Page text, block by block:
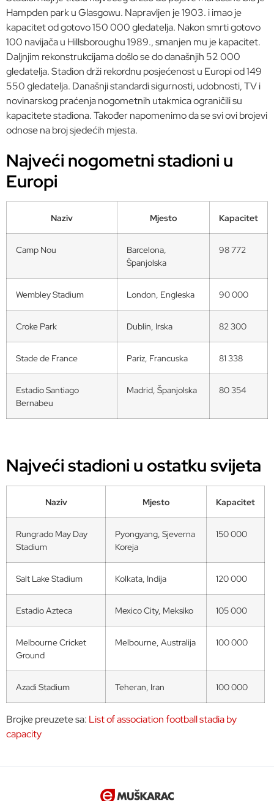
Hampden park u Glasgowu. Napravljen je 1903. i imao je
kapacitet od gotovo 150 000 gledatelja. Nakon smrti gotovo
100 navijača u Hillsboroughu 1989., smanjen mu je kapacitet.
Daljnjim rekonstrukcijama došlo se do današnjih 52 000
gledatelja. Stadion drži rekordnu posjećenost u Europi od 149
550 gledatelja. Današnji standardi sigurnosti, udobnosti, TV i
novinarskog praćenja nogometnih utakmica ograničili su
kapacitete stadiona. Također napomenimo da se svi ovi brojevi
odnose na broj sjedećih mjesta.
Najveći nogometni stadioni u
Europi
Naziv Mjesto Kapacitet
Camp Nou
Barcelona,
Španjolska
98 772
Wembley Stadium London, Engleska 90 000
Croke Park Dublin, Irska 82 300
Stade de France Pariz, Francuska 81 338
Estadio Santiago
Bernabeu
Madrid, Španjolska 80 354
Najveći stadioni u ostatku svijeta
Naziv Mjesto Kapacitet
Rungrado May Day
Stadium
Pyongyang, Sjeverna
Koreja
150 000
Salt Lake Stadium Kolkata, Indija 120 000
Estadio Azteca Mexico City, Meksiko 105 000
Melbourne Cricket
Ground
Melbourne, Australija 100 000
Azadi Stadium Teheran, Iran 100 000
Brojke preuzete sa: List of association football stadia by
capacity